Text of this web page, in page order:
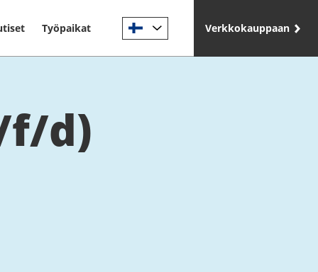
Työpaikat Verkkokauppaan
f/d)